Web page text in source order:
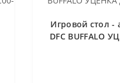
Игровой стол -
DFC BUFFALO